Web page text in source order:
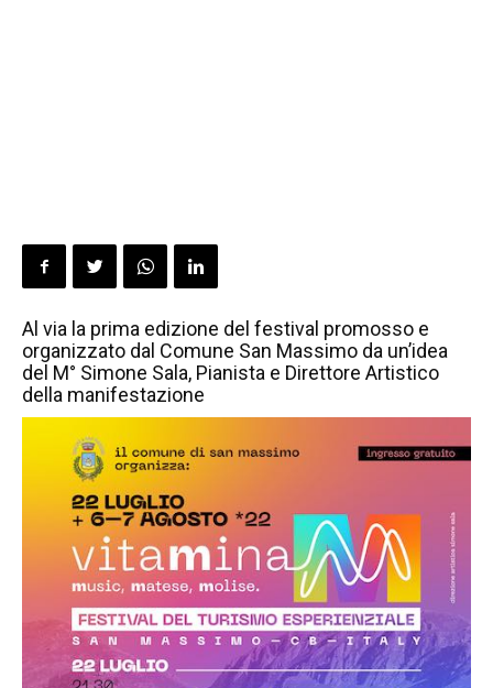
Al via la prima edizione del festival promosso e
organizzato dal Comune San Massimo da un’idea
del M° Simone Sala, Pianista e Direttore Artistico
della manifestazione